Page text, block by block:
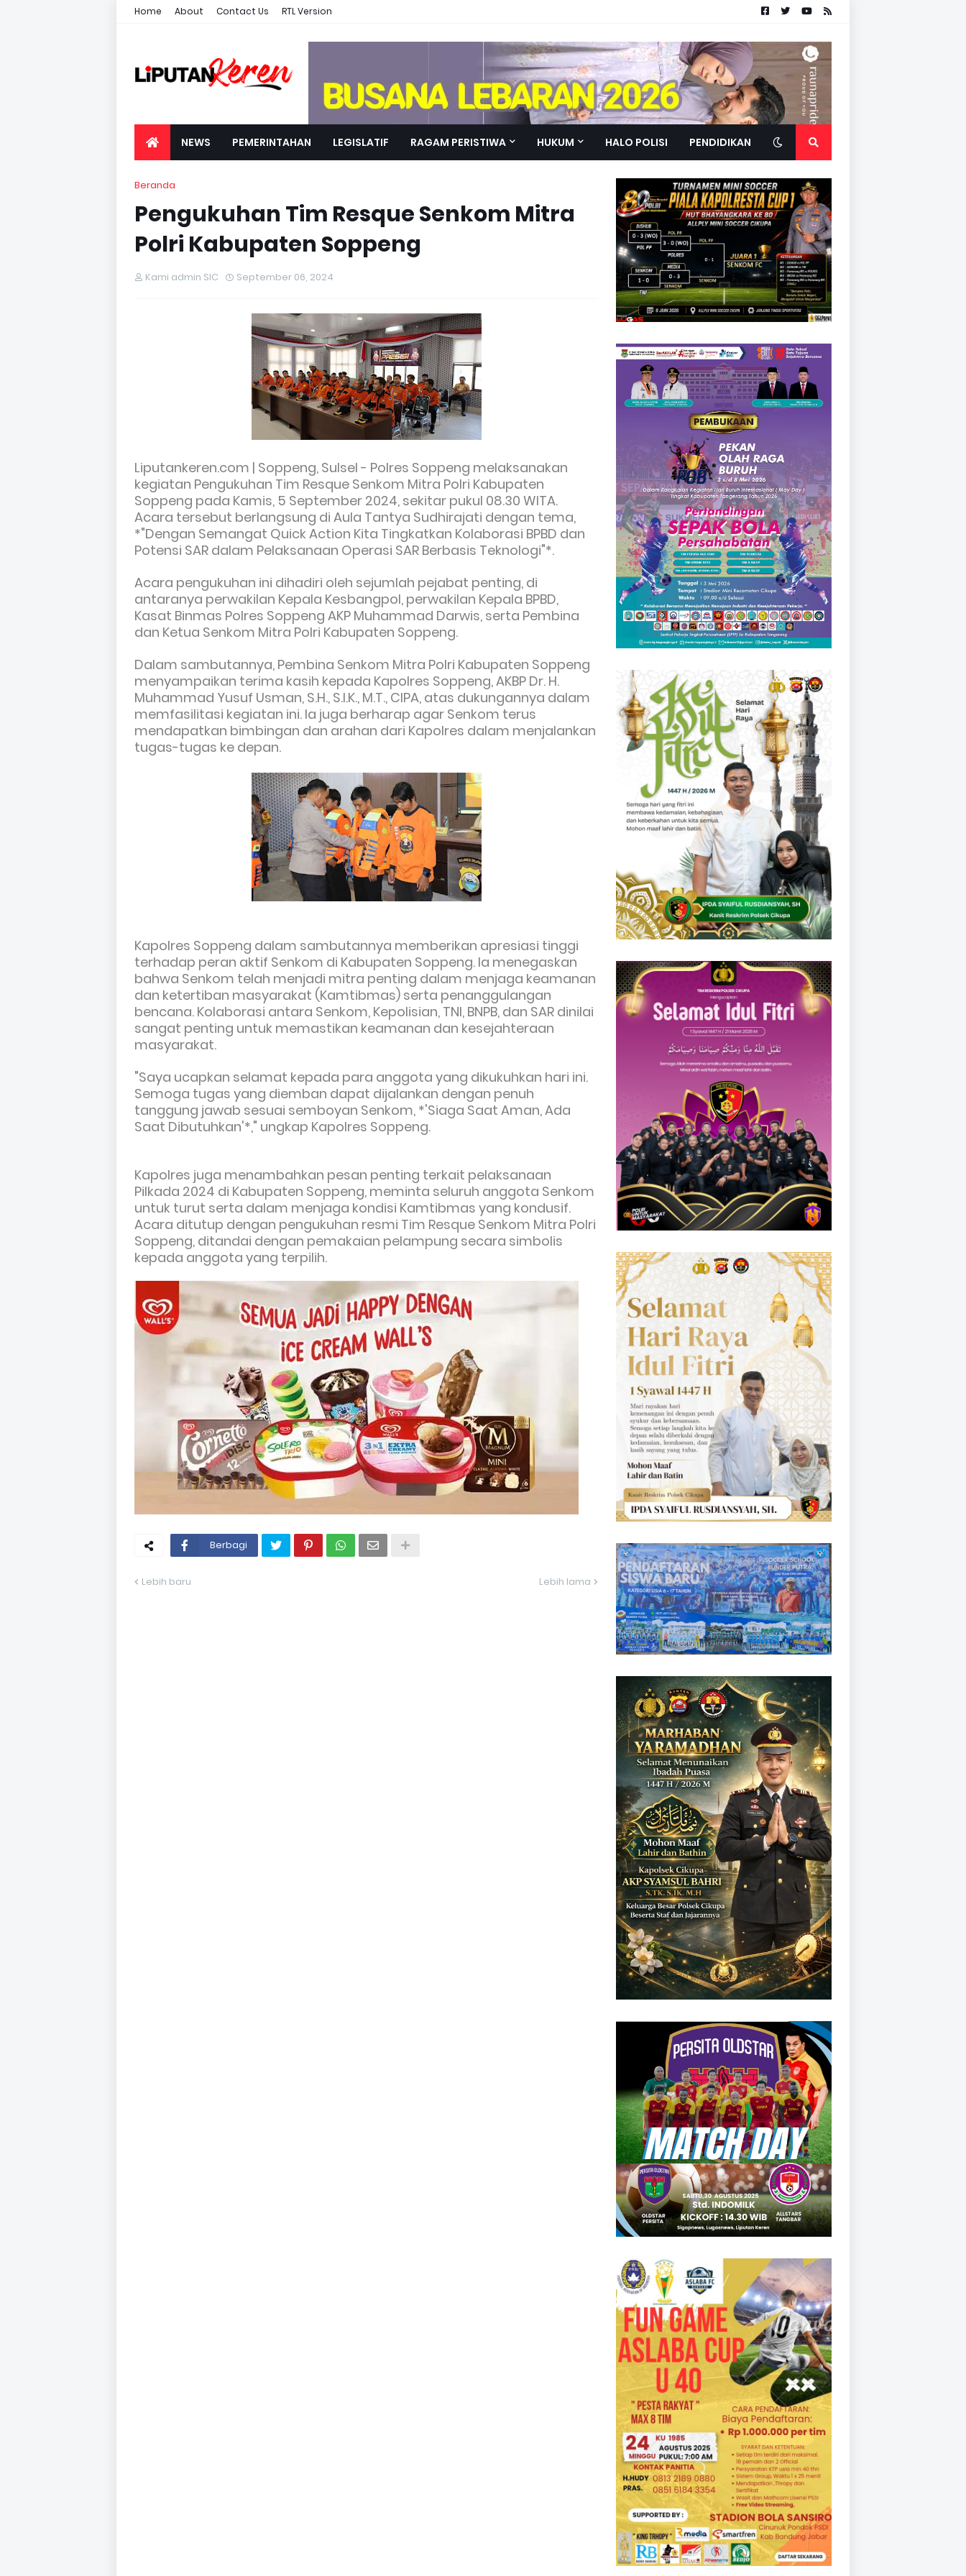
Home About Contact Us RTL Version
NEWS PEMERINTAHAN LEGISLATIF RAGAM PERISTIWA HUKUM HALO POLISI PENDIDIKAN
Beranda
Pengukuhan Tim Resque Senkom Mitra
Polri Kabupaten Soppeng
Kami admin SIC September 06, 2024
Liputankeren.com | Soppeng, Sulsel - Polres Soppeng melaksanakan
kegiatan Pengukuhan Tim Resque Senkom Mitra Polri Kabupaten
Soppeng pada Kamis, 5 September 2024, sekitar pukul 08.30 WITA.
Acara tersebut berlangsung di Aula Tantya Sudhirajati dengan tema,
*"Dengan Semangat Quick Action Kita Tingkatkan Kolaborasi BPBD dan
Potensi SAR dalam Pelaksanaan Operasi SAR Berbasis Teknologi"*.
Acara pengukuhan ini dihadiri oleh sejumlah pejabat penting, di
antaranya perwakilan Kepala Kesbangpol, perwakilan Kepala BPBD,
Kasat Binmas Polres Soppeng AKP Muhammad Darwis, serta Pembina
dan Ketua Senkom Mitra Polri Kabupaten Soppeng.
Dalam sambutannya, Pembina Senkom Mitra Polri Kabupaten Soppeng
menyampaikan terima kasih kepada Kapolres Soppeng, AKBP Dr. H.
Muhammad Yusuf Usman, S.H., S.I.K., M.T., CIPA, atas dukungannya dalam
memfasilitasi kegiatan ini. Ia juga berharap agar Senkom terus
mendapatkan bimbingan dan arahan dari Kapolres dalam menjalankan
tugas-tugas ke depan.
Kapolres Soppeng dalam sambutannya memberikan apresiasi tinggi
terhadap peran aktif Senkom di Kabupaten Soppeng. Ia menegaskan
bahwa Senkom telah menjadi mitra penting dalam menjaga keamanan
dan ketertiban masyarakat (Kamtibmas) serta penanggulangan
bencana. Kolaborasi antara Senkom, Kepolisian, TNI, BNPB, dan SAR dinilai
sangat penting untuk memastikan keamanan dan kesejahteraan
masyarakat.
"Saya ucapkan selamat kepada para anggota yang dikukuhkan hari ini.
Semoga tugas yang diemban dapat dijalankan dengan penuh
tanggung jawab sesuai semboyan Senkom, *'Siaga Saat Aman, Ada
Saat Dibutuhkan'*," ungkap Kapolres Soppeng.
Kapolres juga menambahkan pesan penting terkait pelaksanaan
Pilkada 2024 di Kabupaten Soppeng, meminta seluruh anggota Senkom
untuk turut serta dalam menjaga kondisi Kamtibmas yang kondusif.
Acara ditutup dengan pengukuhan resmi Tim Resque Senkom Mitra Polri
Soppeng, ditandai dengan pemakaian pelampung secara simbolis
kepada anggota yang terpilih.
Berbagi
Lebih baru Lebih lama